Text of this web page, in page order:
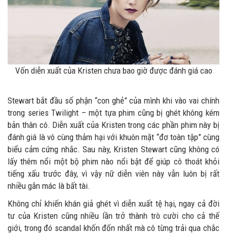
Vốn diễn xuất của Kristen chưa bao giờ được đánh giá cao
Stewart bắt đầu số phận “con ghẻ” của mình khi vào vai chính
trong series Twilight – một tựa phim cũng bị ghét không kém
bản thân cô. Diễn xuất của Kristen trong các phần phim này bị
đánh giá là vô cùng thảm hại với khuôn mặt “đơ toàn tập” cùng
biểu cảm cứng nhắc. Sau này, Kristen Stewart cũng không có
lấy thêm nổi một bộ phim nào nổi bật để giúp cô thoát khỏi
tiếng xấu trước đây, vì vậy nữ diễn viên này vẫn luôn bị rất
nhiều gắn mác là bất tài.
Không chỉ khiến khán giả ghét vì diễn xuất tệ hại, ngay cả đời
tư của Kristen cũng nhiều lần trở thành trò cười cho cả thế
giới, trong đó scandal khốn đốn nhất mà cô từng trải qua chắc